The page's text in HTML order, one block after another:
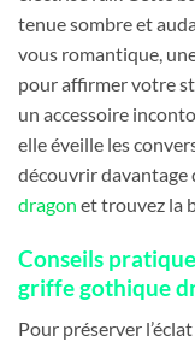
tenue sombre et
vous romantique,
pour affirmer votre
un accessoire
elle éveille les
découvrir davantage
dragon et trouvez la
Conseils
griffe gothique
Pour préserver